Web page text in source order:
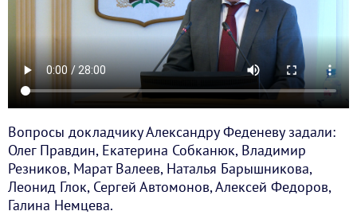
Вопросы докладчику Александру Феденеву задали:
Олег Правдин, Екатерина Собканюк, Владимир
Резников, Марат Валеев, Наталья Барышникова,
Леонид Глок, Сергей Автомонов, Алексей Федоров,
Галина Немцева.